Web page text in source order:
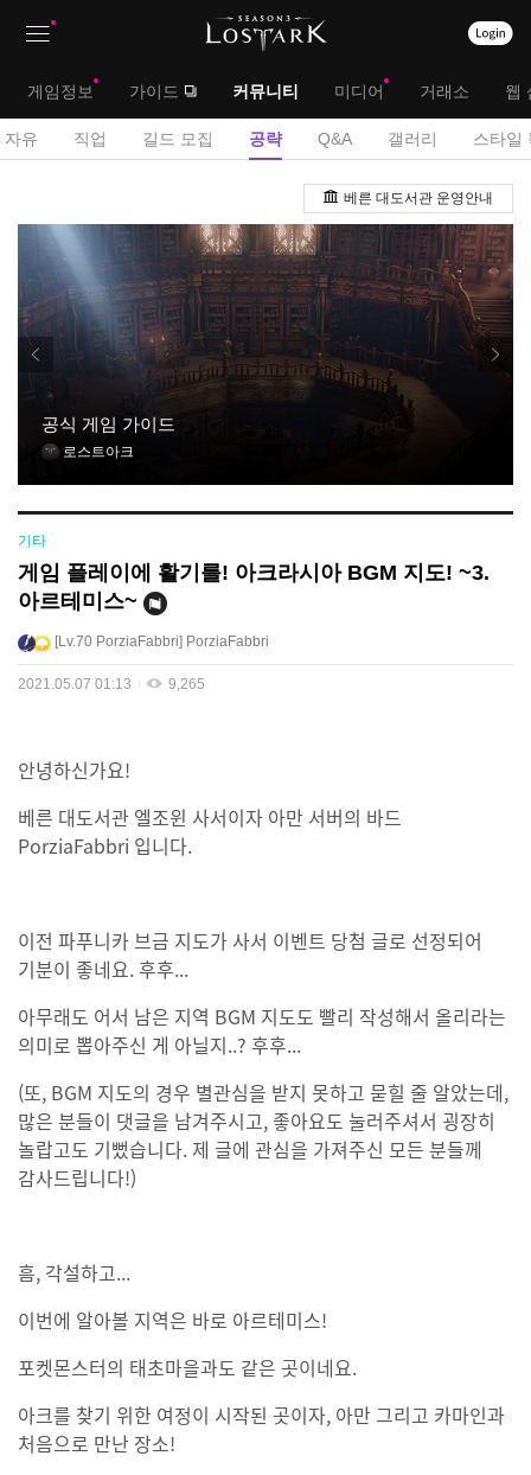
뉴
대
메
게임정보 가이드 커뮤니티 미디어 거래소 웹
서
메
뉴
자유 직업 길드 모집 공략 Q&A 갤러리 스타일
략
판
베른 대도서관 운영안내
공식 게임 가이드
로스트아크
기타
게임 플레이에 활기를! 아크라시아 BGM 지도! ~3.
아르테미스~
Lv.70 PorziaFabbri PorziaFabbri
2021.05.07 01:13 9,265
안녕하신가요!
베른 대도서관 엘조윈 사서이자 아만 서버의 바드
PorziaFabbri 입니다.
이전 파푸니카 브금 지도가 사서 이벤트 당첨 글로 선정되어
기분이 좋네요. 후후...
아무래도 어서 남은 지역 BGM 지도도 빨리 작성해서 올리라는
의미로 뽑아주신 게 아닐지..? 후후...
(또, BGM 지도의 경우 별관심을 받지 못하고 묻힐 줄 알았는데,
많은 분들이 댓글을 남겨주시고, 좋아요도 눌러주셔서 굉장히
놀랍고도 기뻤습니다. 제 글에 관심을 가져주신 모든 분들께
감사드립니다!)
흠, 각설하고...
이번에 알아볼 지역은 바로 아르테미스!
포켓몬스터의 태초마을과도 같은 곳이네요.
아크를 찾기 위한 여정이 시작된 곳이자, 아만 그리고 카마인과
처음으로 만난 장소!